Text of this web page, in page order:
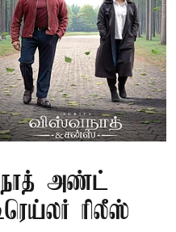
அண்ட்
ரிலீஸ்